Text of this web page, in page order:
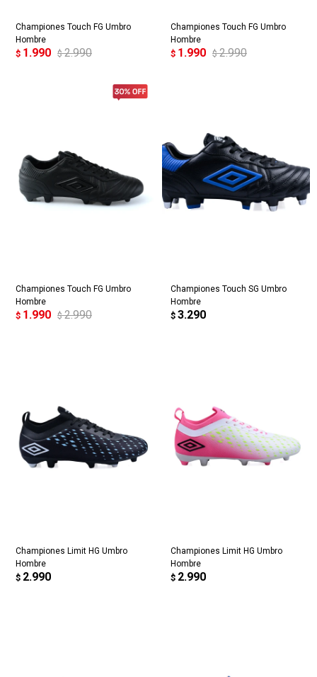
Championes Touch FG Umbro
Hombre
$ 1.990 $ 2.990
Championes Touch FG Umbro
Hombre
$ 1.990 $ 2.990
Championes Touch FG Umbro
Hombre
$ 1.990 $ 2.990
Championes Touch SG Umbro
Hombre
$ 3.290
Championes Limit HG Umbro
Hombre
$ 2.990
Championes Limit HG Umbro
Hombre
$ 2.990